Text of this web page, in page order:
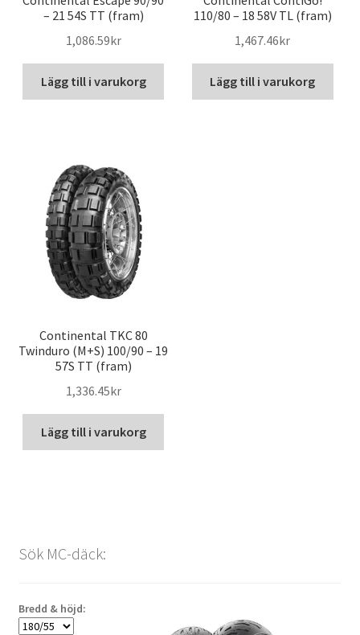
– 21 54S TT (fram)
1,086.59kr
Lägg till i varukorg
110/80 – 18 58V TL (fram)
1,467.46kr
Lägg till i varukorg
Continental TKC 80
Twinduro (M+S) 100/90 – 19
57S TT (fram)
1,336.45kr
Lägg till i varukorg
Sök MC-däck:
Bredd & höjd: